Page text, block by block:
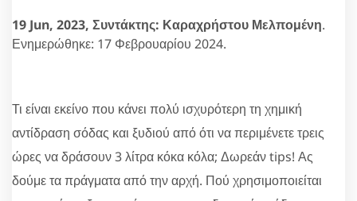
19 Jun, 2023, Συντάκτης: Καραχρήστου Μελπομένη.
Ενημερώθηκε: 17 Φεβρουαρίου 2024.
Τι είναι εκείνο που κάνει πολύ ισχυρότερη τη χημική
αντίδραση σόδας και ξυδιού από ότι να περιμένετε τρεις
ώρες να δράσουν 3 λίτρα κόκα κόλα; Δωρεάν tips! Ας
δούμε τα πράγματα από την αρχή. Πού χρησιμοποιείται